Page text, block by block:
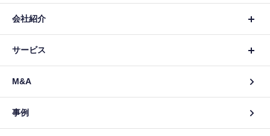
会社紹介
サービス
M&A
事例